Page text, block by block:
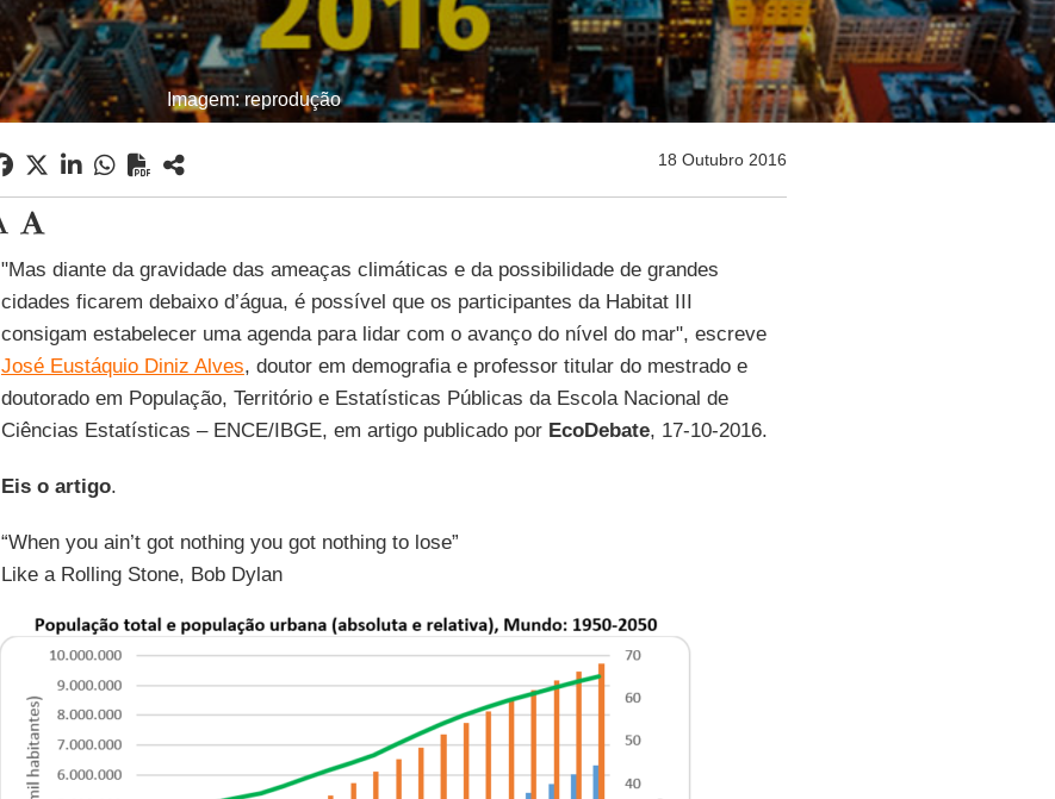
Imagem: reprodução
18 Outubro 2016
"Mas diante da gravidade das ameaças climáticas e da possibilidade de grandes
cidades ficarem debaixo d’água, é possível que os participantes da Habitat III
consigam estabelecer uma agenda para lidar com o avanço do nível do mar", escreve
José Eustáquio Diniz Alves, doutor em demografia e professor titular do mestrado e
doutorado em População, Território e Estatísticas Públicas da Escola Nacional de
Ciências Estatísticas – ENCE/IBGE, em artigo publicado por EcoDebate, 17-10-2016.
Eis o artigo.
“When you ain’t got nothing you got nothing to lose”
Like a Rolling Stone, Bob Dylan